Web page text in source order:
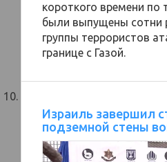
короткого времени по
были выпущены сотни
группы террористов
границе с Газой.
Израиль завершил
подземной стены